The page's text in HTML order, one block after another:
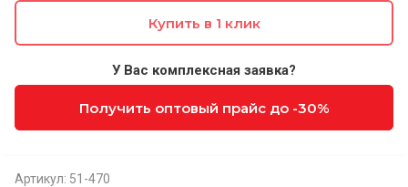
Купить в 1 клик
У Вас комплексная заявка?
Получить оптовый прайс до -30%
Артикул: 51-470